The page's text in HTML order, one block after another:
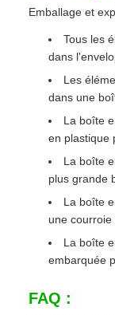
Emballage et
Tous les
dans
Les
dans une
La boîte
en plastique
La boîte
plus grande
La boîte
une courroie
La boîte
embarquée
FAQ :